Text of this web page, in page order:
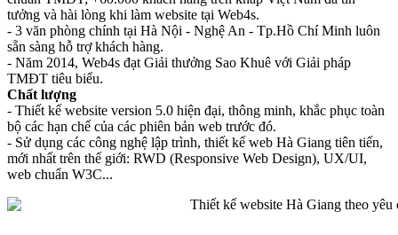
tưởng và hài lòng khi làm website tại Web4s.
- 3 văn phòng chính tại Hà Nội - Nghệ An - Tp.Hồ Chí Minh luôn
sẵn sàng hỗ trợ khách hàng.
- Năm 2014, Web4s đạt Giải thưởng Sao Khuê với Giải pháp
TMĐT tiêu biểu.
Chất lượng
- Thiết kế website version 5.0 hiện đại, thông minh, khắc phục toàn
bộ các hạn chế của các phiên bản web trước đó.
- Sử dụng các công nghệ lập trình, thiết kế web Hà Giang tiên tiến,
mới nhất trên thế giới: RWD (Responsive Web Design), UX/UI,
web chuẩn W3C...